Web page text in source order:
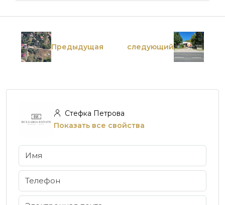
Предыдущая следующий
Стефка Петрова
Показать все свойства